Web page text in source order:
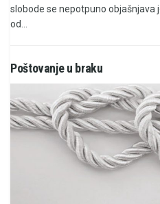
slobode se nepotpuno objašnjava
od...
Poštovanje u braku